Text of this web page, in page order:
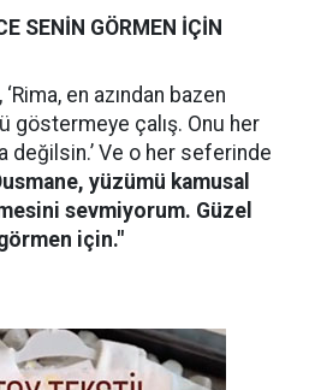
SENİN GÖRMEN İÇİN
en azından bazen
göstermeye çalış. Onu her
değilsin.’ Ve o her seferinde
yüzümü kamusal
sevmiyorum. Güzel
için."